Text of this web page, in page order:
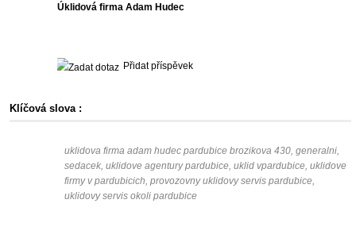
Úklidová firma Adam Hudec
Přidat příspěvek
Klíčová slova :
uklidova firma adam hudec pardubice brozikova 430, generalni,
sedacek, uklidove agentury pardubice, uklid vpardubice, uklidove
firmy v pardubicich, provozovny uklidovy servis pardubice,
uklidovy servis okoli pardubice